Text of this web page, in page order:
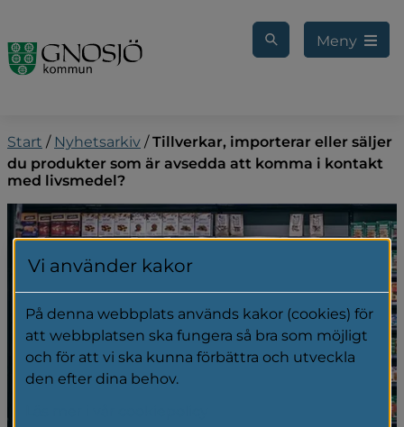
Meny
Start / Nyhetsarkiv / Tillverkar, importerar eller säljer
du produkter som är avsedda att komma i kontakt
med livsmedel?
Vi använder kakor
På denna webbplats används kakor (cookies) för
att webbplatsen ska fungera så bra som möjligt
och för att vi ska kunna förbättra och utveckla
den efter dina behov.